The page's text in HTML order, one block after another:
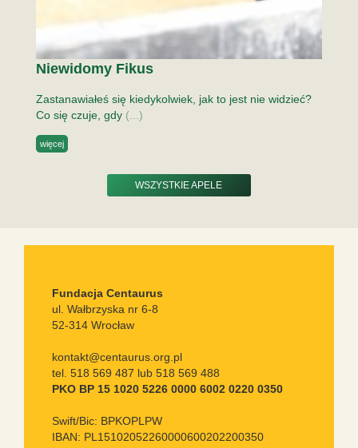
Niewidomy Fikus
Zastanawiałeś się kiedykolwiek, jak to jest nie widzieć?
Co się czuje, gdy (...)
więcej
WSZYSTKIE APELE
Fundacja Centaurus
ul. Wałbrzyska nr 6-8
52-314 Wrocław
kontakt@centaurus.org.pl
tel. 518 569 487 lub 518 569 488
PKO BP 15 1020 5226 0000 6002 0220 0350
Swift/Bic: BPKOPLPW
IBAN: PL15102052260000600202200350